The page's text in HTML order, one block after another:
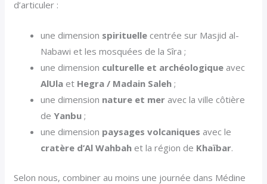
d’articuler :
une dimension spirituelle centrée sur Masjid al-
Nabawi et les mosquées de la Sîra ;
une dimension culturelle et archéologique avec
AlUla et Hegra / Madain Saleh ;
une dimension nature et mer avec la ville côtière
deYanbu ;
une dimension paysages volcaniques avec le
cratère d’Al Wahbah et la région de Khaïbar.
Selon nous, combiner au moins une journée dans Médine